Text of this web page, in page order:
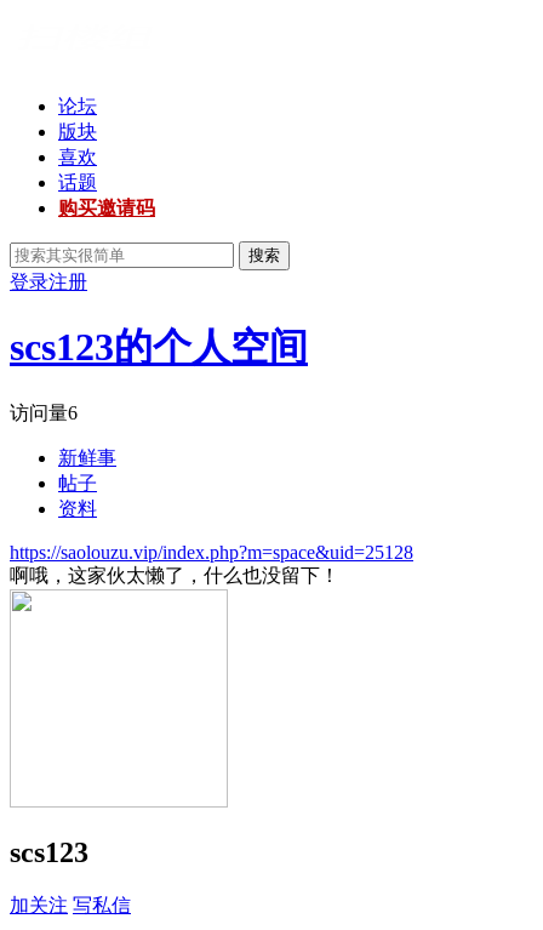
论坛
版块
喜欢
话题
购买邀请码
搜索
登录注册
scs123的个人空间
访问量6
新鲜事
帖子
资料
https://saolouzu.vip/index.php?m=space&uid=25128
啊哦，这家伙太懒了，什么也没留下！
scs123
加关注 写私信